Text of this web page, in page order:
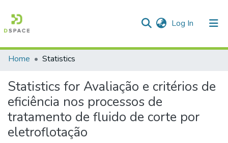
Log In (current)
All of DSpace
Home Statistics
Statistics for Avaliação e critérios de
eficiência nos processos de
tratamento de fluido de corte por
eletroflotação